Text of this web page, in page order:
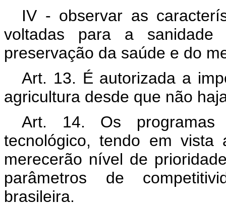
IV - observar as
voltadas para a
preservação da saúde e do
Art. 13. É autorizada a
agricultura desde que não
Art. 14. Os programas
tecnológico, tendo em
merecerão nível de
parâmetros de
brasileira.